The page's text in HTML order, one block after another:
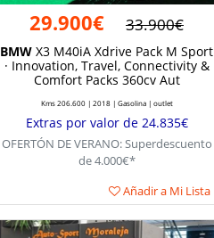
29.900€ 33.900€
BMW X3 M40iA Xdrive Pack M Sport
· Innovation, Travel, Connectivity &
Comfort Packs 360cv Aut
Kms 206.600 | 2018 | Gasolina | outlet
Extras por valor de 24.835€
OFERTÓN DE VERANO: Superdescuento
de 4.000€*
Añadir a Mi Lista